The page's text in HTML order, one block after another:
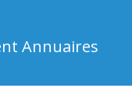
Annuaires